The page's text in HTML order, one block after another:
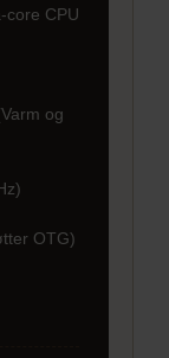
core CPU
og
OTG)